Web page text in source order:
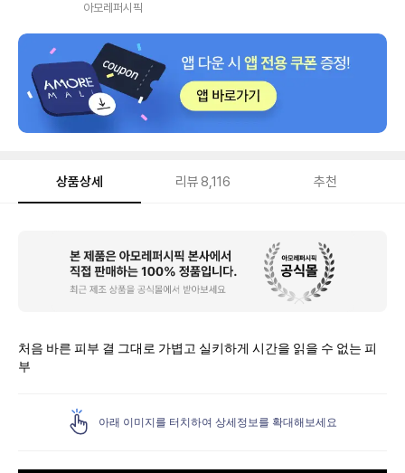
아모레퍼시픽
상품상세 리뷰 8,116 추천
처음 바른 피부 결 그대로 가볍고 실키하게 시간을 읽을 수 없는 피
부
아래 이미지를 터치하여 상세정보를 확대해보세요